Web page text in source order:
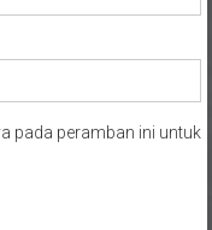
pada peramban ini untuk